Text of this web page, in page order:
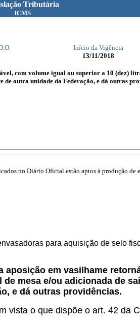
Tributária
ICMS
Início da Vigência
13/11/2018
com volume igual ou superior a 10 (dez)
outra unidade da Federação, e dá outras
no Diário Oficial estão aptos à produção de
para aquisição de selo
em vasilhame
mesa e/ou adicionada de
e dá outras providências.
vista o que dispõe o art. 42 da